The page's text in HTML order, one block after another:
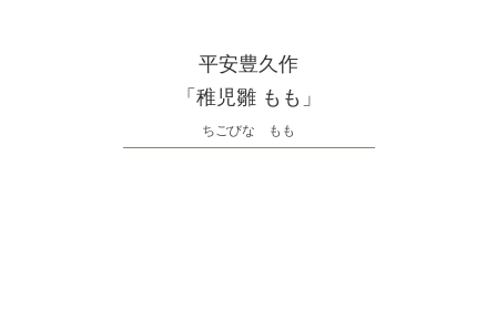
平安豊久作
「稚児雛 もも」
ちごびな もも